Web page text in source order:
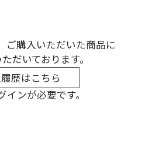
ご購入いただいた商品に
だいております。
歴はこちら
ンが必要です。